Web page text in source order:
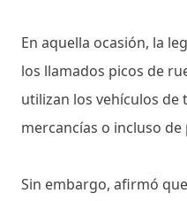
En aquella ocasión, la
los llamados picos de
utilizan los vehículos
mercancías o incluso de
Sin embargo, afirmó que